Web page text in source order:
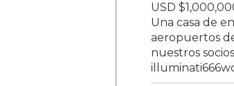
USD
Una casa de
aeropuertos
nuestros